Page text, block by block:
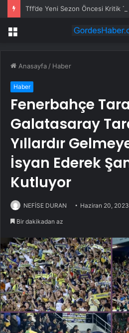
Tff’de Yeni Sezon Öncesi Kritik
Menü
Anasayfa / Haber
Haber
Fenerbahçe
Galatasaray
Yıllardır
İsyan Ederek
Kutluyor
NEFİSE DURAN Haziran 20, 2023
Bir dakikadan az